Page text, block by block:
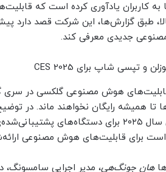
به کاربران یادآوری کرده است که
جدیدی معرفی کند.
تا همیشه رایگان نخواهند ماند. در
گلکسی تا پایان سال ۲۰۲۵ برای
برای قابلیت‌های هوش مصنوعی
هان جونگ‌هی